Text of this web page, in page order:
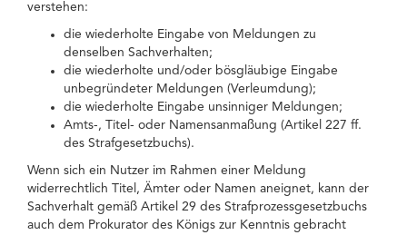
verstehen:
die wiederholte Eingabe von Meldungen zu
denselben Sachverhalten;
die wiederholte und/oder bösgläubige Eingabe
unbegründeter Meldungen (Verleumdung);
die wiederholte Eingabe unsinniger Meldungen;
Amts-, Titel- oder Namensanmaßung (Artikel 227 ff.
des Strafgesetzbuchs).
Wenn sich ein Nutzer im Rahmen einer Meldung
widerrechtlich Titel, Ämter oder Namen aneignet, kann der
Sachverhalt gemäß Artikel 29 des Strafprozessgesetzbuchs
auch dem Prokurator des Königs zur Kenntnis gebracht